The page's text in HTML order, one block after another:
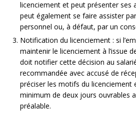
licenciement et peut présenter ses
peut également se faire assister
personnel ou, à défaut, par un
Notification du licenciement : si
maintenir le licenciement à l’issue
doit notifier cette décision au
recommandée avec accusé de
préciser les motifs du licenciement
minimum de deux jours ouvrables
préalable.